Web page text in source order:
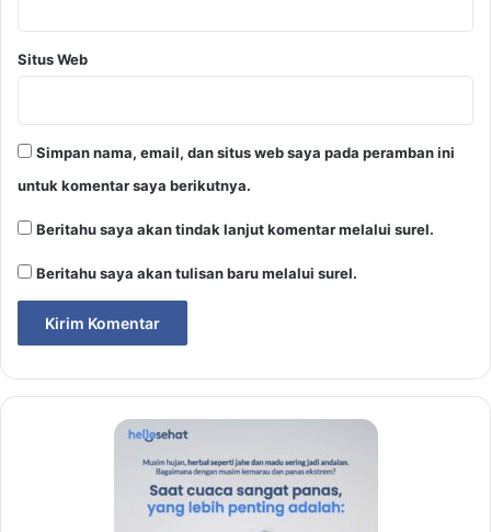
Situs Web
Simpan nama, email, dan situs web saya pada peramban ini
untuk komentar saya berikutnya.
Beritahu saya akan tindak lanjut komentar melalui surel.
Beritahu saya akan tulisan baru melalui surel.